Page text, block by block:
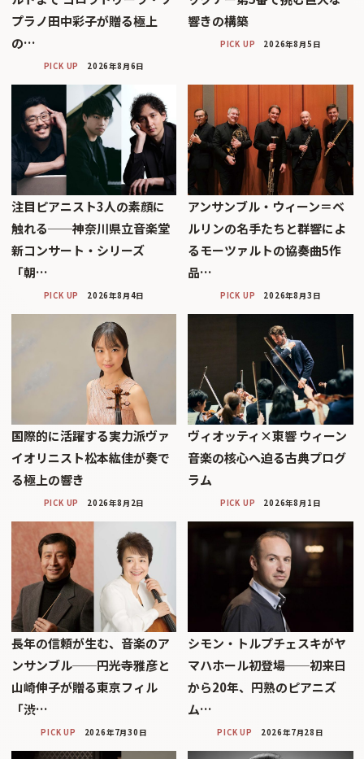
プラノ田中彩子が贈る極上
の…
PICK UP 2026年8月6日
響きの構築
PICK UP 2026年8月5日
注目ピアニスト3人の素顔に
触れる──神奈川県立音楽堂
新コンサート・シリーズ
「朝…
PICK UP 2026年8月4日
アンサンブル・ウィーン＝ベ
ルリンの名手たちと群響によ
るモーツァルトの協奏曲5作
品…
PICK UP 2026年8月3日
国際的に活躍する実力派ヴァ
イオリニスト松本紘佳が奏で
る極上の響き
PICK UP 2026年8月2日
ヴィオッティ×東響 ウィーン
音楽の核心へ迫る古典プログ
ラム
PICK UP 2026年8月1日
長年の信頼が生む、音楽のア
ンサンブル──円光寺雅彦と
山崎伸子が贈る東京フィル
「渋…
PICK UP 2026年7月30日
シモン・トルプチェスキがヤ
マハホール初登場──初来日
から20年、円熟のピアニズ
ム…
PICK UP 2026年7月28日